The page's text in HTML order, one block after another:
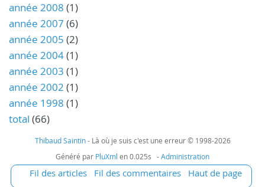
année 2008 (1)
année 2007 (6)
année 2005 (2)
année 2004(1)
année 2003 (1)
année 2002 (1)
année 1998 (1)
total (66)
Thibaud Saintin- Là où je suis c'est une erreur © 1998-2026
Généré par PluXml en 0.025s -Administration
Fil des articles Fil des commentaires Haut de page